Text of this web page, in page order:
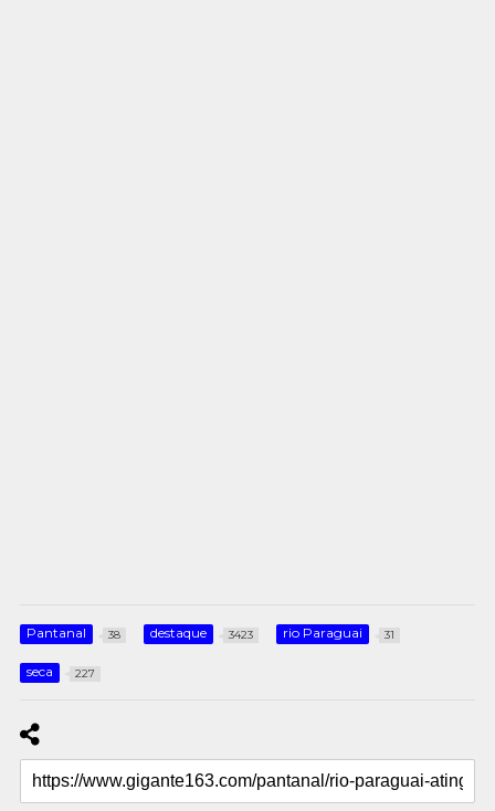
Pantanal 38 destaque 3423 rio Paraguai 31
seca 227